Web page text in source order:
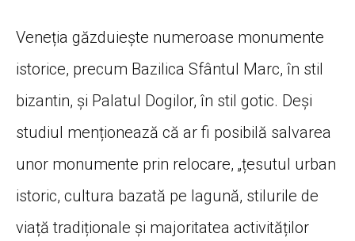
Veneția găzduiește numeroase monumente
istorice, precum Bazilica Sfântul Marc, în stil
bizantin, și Palatul Dogilor, în stil gotic. Deși
studiul menționează că ar fi posibilă salvarea
unor monumente prin relocare, „țesutul urban
istoric, cultura bazată pe lagună, stilurile de
viață tradiționale și majoritatea activităților